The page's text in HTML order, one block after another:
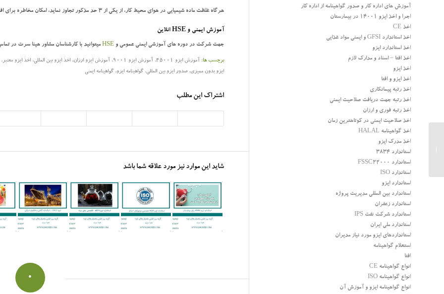
هرگاه غلظت ماده شیمیایی در هوای محیط کار، از یكی از 3 حد مذکور تجاوز نماید، امكان مخاطره برای افراد حاضر در محیط کار وجود خواهد داشت.
آموزش ایمنی و HSEانلاین
جهت شرکت در دوره های آموزشی ایمنی عمومی و HSEمیتوانید با کارشناسان مشاور هینا سرت در
برچسب ها: آموزش ایزو 45001 , آموزش ایزو 9001 , آموزش ایزو ارزان, اخذ ایزو بین المللی, اخذ ایزو معتبر,
ایزو بدون ممیزی,صدور ایزو بین المللی, گواهینامه ایزو, گواهینامه ایمنی
اشتراک این مطلب
شاید این موارد نیز مورد علاقه شما باشد
0
آموزش های اداره کار و صدور گواهینامه از اداره کار
اجرا و اخذ ایزو 14001 در بیمارستان
اخذ CE
اخذ استاندارد GFSI و ایمنی مواد غذایی
اخذ استاندارد ایزو
اخذ افتا – اسناد و مدارک لازم
اخذ ایزو
اخذ ایزو و افتا
اخذ رتبه پیمانکاری
اخذ رتبه جهت دریافت صلاحیت ایمنی
اخذ رتبه فوری و ارزان
اخذ صلاحیت ایمنی در کوتاهترین زمان
اخذ گواهینامه HALAL
اخذ مدرک ایزو
استاندارد 3834
استاندارد FSSC22000
استاندارد ISO
استاندارد ایزو
استاندارد بین المللی مدیریت پروژه
استاندارد زعفران
استاندارد شرکت نفت IPS
استاندارد ملی ایران
استانداردهای ایزو مورد نیاز مدیران
استعلام گواهینامه
افتا
انواع گواهینامه CE
انواع گواهینامه ISO
انواع گواهینامه ایزو و آموزش آن
آموزش نکات ایمنی کار با برق و